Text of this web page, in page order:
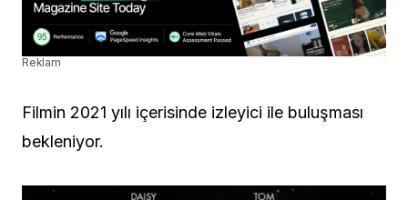
Reklam
Filmin 2021 yılı içerisinde izleyici ile buluşması
bekleniyor.